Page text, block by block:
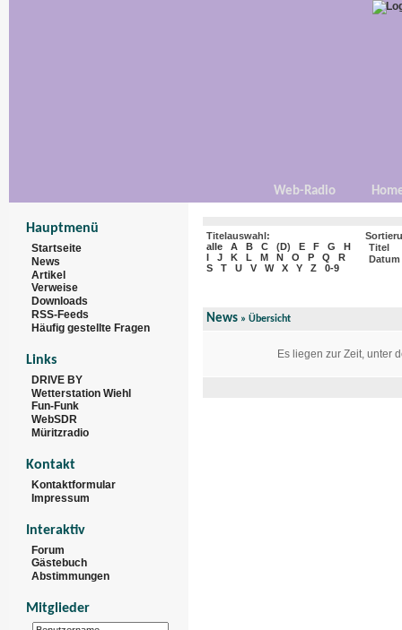
Web-Radio
Hauptmenü
Startseite
News
Artikel
Verweise
Downloads
RSS-Feeds
Häufig gestellte Fragen
Links
DRIVE BY
Wetterstation Wiehl
Fun-Funk
WebSDR
Müritzradio
Kontakt
Kontaktformular
Impressum
Interaktiv
Forum
Gästebuch
Abstimmungen
Mitglieder
Titelauswahl:
alle
A B C (D) E F G
H
I
J K L M N O P Q
R
S
T U V W X Y Z 0-9
Titel
Datum
News » Übersicht
Es liegen zur Zeit, unter